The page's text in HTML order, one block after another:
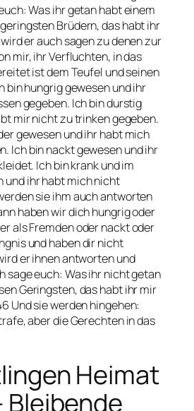
Was ihr getan habt einem
Brüdern, das habt ihr
er auch sagen zu denen zur
mir, ihr Verfluchten, in das
ist dem Teufel und seinen
bin hungrig gewesen und ihr
gegeben. Ich bin durstig
mir nicht zu trinken gegeben.
gewesen und ihr habt mich
Ich bin nackt gewesen und ihr
Ich bin krank und im
und ihr habt mich nicht
sie ihm auch antworten
haben wir dich hungrig oder
als Fremden oder nackt oder
und haben dir nicht
er ihnen antworten und
sage euch: Was ihr nicht getan
Geringsten, das habt ihr mir
Und sie werden hingehen:
aber die Gerechten in das
Heimat
Bleibende